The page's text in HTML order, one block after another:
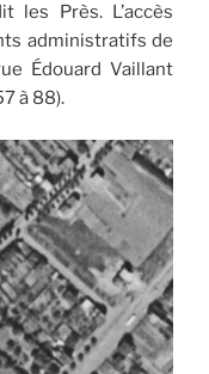
les Près. L’accès
administratifs de
Édouard Vaillant
à 88).